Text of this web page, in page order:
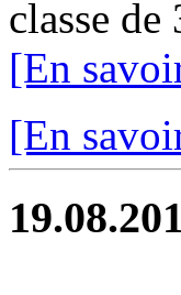
classe
[En
[En